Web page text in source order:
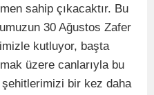
sahip çıkacaktır. Bu
30 Ağustos Zafer
kutluyor, başta
üzere canlarıyla bu
bir kez daha